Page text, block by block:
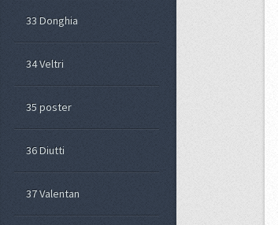
33 Donghia
34 Veltri
35 poster
36 Diutti
37 Valentan